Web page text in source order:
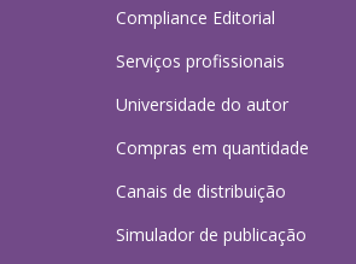
Compliance Editorial
Serviços profissionais
Universidade do autor
Compras em quantidade
Canais de distribuição
Simulador de publicação